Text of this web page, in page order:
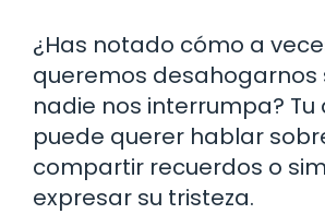
¿Has notado cómo a
queremos desahogarnos
nadie nos interrumpa? Tu
puede querer hablar
compartir recuerdos o
expresar su tristeza.